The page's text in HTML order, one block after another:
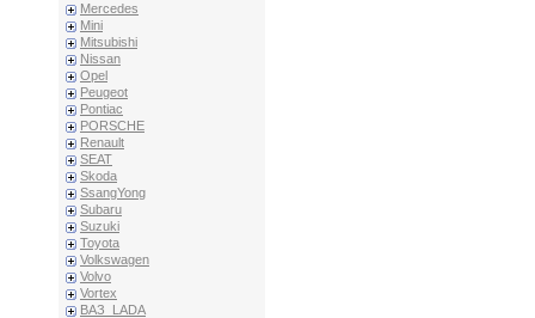
Mercedes
Mini
Mitsubishi
Nissan
Opel
Peugeot
Pontiac
PORSCHE
Renault
SEAT
Skoda
SsangYong
Subaru
Suzuki
Toyota
Volkswagen
Volvo
Vortex
ВАЗ_LADA